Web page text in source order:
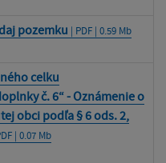
pozemku | PDF | 0.59 Mb
celku
č. 6“ - Oznámenie o
obci podľa § 6 ods. 2,
| 0.07 Mb